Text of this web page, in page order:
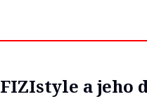
FIZIstyle a jeho